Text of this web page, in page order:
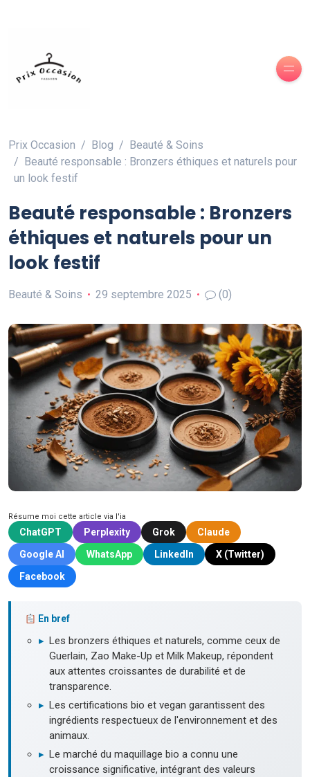
Prix Occasion Blog
Beauté & Soins
Beauté responsable : Bronzers éthiques et naturels pour
un look festif
Beauté responsable : Bronzers
éthiques et naturels pour un
look festif
Beauté & Soins 29 septembre 2025 (0)
Résume moi cette article via l'ia
ChatGPT Perplexity Grok
Claude
Google AI
WhatsApp LinkedIn
X (Twitter)
Facebook
En bref
▸ Les bronzers éthiques et naturels, comme ceux de
Guerlain, Zao Make-Up et Milk Makeup, répondent
aux attentes croissantes de durabilité et de
transparence.
▸ Les certifications bio et vegan garantissent des
ingrédients respectueux de l'environnement et des
animaux.
▸ Le marché du maquillage bio a connu une
croissance significative, intégrant des valeurs